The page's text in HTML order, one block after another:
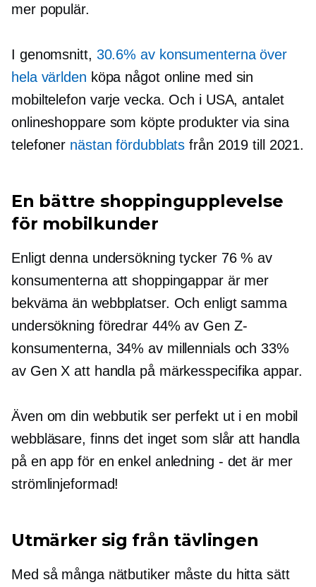
mer populär.
I genomsnitt, 30.6% av konsumenterna över
hela världen köpa något online med sin
mobiltelefon varje vecka. Och i USA, antalet
onlineshoppare som köpte produkter via sina
telefoner nästan fördubblats från 2019 till 2021.
En bättre shoppingupplevelse
för mobilkunder
Enligt denna undersökning tycker 76 % av
konsumenterna att shoppingappar är mer
bekväma än webbplatser. Och enligt samma
undersökning föredrar 44% av Gen Z-
konsumenterna, 34% av millennials och 33%
av Gen X att handla på märkesspecifika appar.
Även om din webbutik ser perfekt ut i en mobil
webbläsare, finns det inget som slår att handla
på en app för en enkel anledning - det ärmer
strömlinjeformad!
Utmärker sig från tävlingen
Med så många nätbutiker måste du hitta sätt